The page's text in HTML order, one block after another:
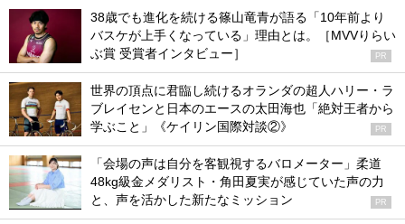
38歳でも進化を続ける篠山竜青が語る「10年前より
バスケが上手くなっている」理由とは。［MVVりらい
ぶ賞 受賞者インタビュー］
PR
世界の頂点に君臨し続けるオランダの超人ハリー・ラ
ブレイセンと日本のエースの太田海也「絶対王者から
学ぶこと」《ケイリン国際対談②》
PR
「会場の声は自分を客観視するバロメーター」柔道
48kg級金メダリスト・角田夏実が感じていた声の力
と、声を活かした新たなミッション
PR